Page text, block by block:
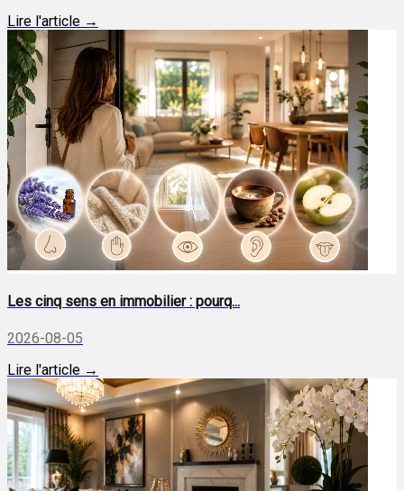
Lire l'article →
Les cinq sens en immobilier : pourq...
2026-08-05
Lire l'article →